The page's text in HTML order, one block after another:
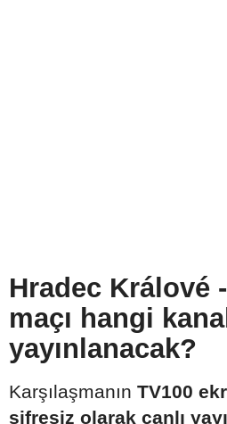
Hradec Králové
maçı hangi
yayınlanacak?
Karşılaşmanın TV100
şifresiz olarak canlı